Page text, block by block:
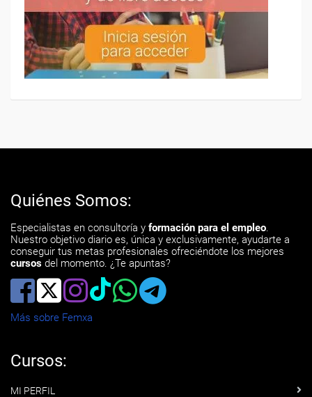
Quiénes Somos:
Especialistas en consultoría y formación para el empleo.
Nuestro objetivo diario es, única y exclusivamente, ayudarte a
conseguir tus metas profesionales ofreciéndote los mejores
cursos del momento. ¿Te apuntas?
Más sobre Femxa
Cursos:
MI PERFIL